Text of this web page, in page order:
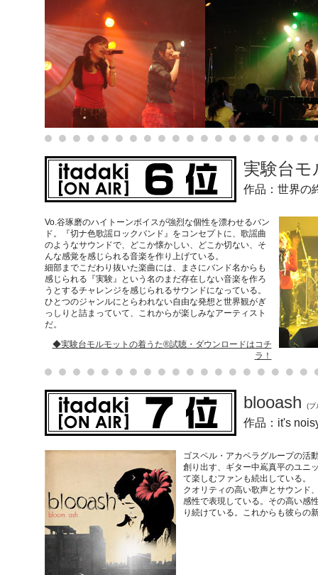
実験台
作品：世界の
Vo.谷琢磨のハイトーンボイスが強烈な個性を漂わせるバン
ド。『切ナ色歌謡ロックバンド』をコンセプトに、歌謡曲
のようなサウンドで、どこか懐かしい、どこか切ない、そ
んな感覚を感じられる音楽を作り上げている。
細部までこだわり抜いた楽曲には、まさにバンド名からも
感じられる『実験』という名のまだ存在しない音楽を作ろ
うとするチャレンジを感じられるサウンドになっている。
ひとつのジャンルにとらわれない自由な発想と世界観がぎ
っしりと詰まっていて、これからが楽しみなアーティスト
だ。
◆実験台モルモットの着うた®試聴・ダウンロードはコチ
ラ！
blooash (ブ
作品：it's
ゴスペル・アカペラグループの活
創り出す、ギター中嶌真平のユニ
て楽しむファンも続出している。
クオリティの高い歌声とサウンド
感性で表現している。その高い感
り続けている。これからも彼らの